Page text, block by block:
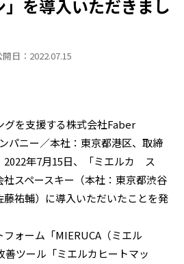
を導入いただきまし
開日：2022.07.15
グを支援する株式会社Faber
パニー／本社：東京都港区、取締
2022年7月15日、「ミエルカ ス
スペースキー（本社：東京都渋谷
祐輔）に導入いただいたことを発
ォーム「MIERUCA（ミエル
ツール「ミエルカヒートマッ